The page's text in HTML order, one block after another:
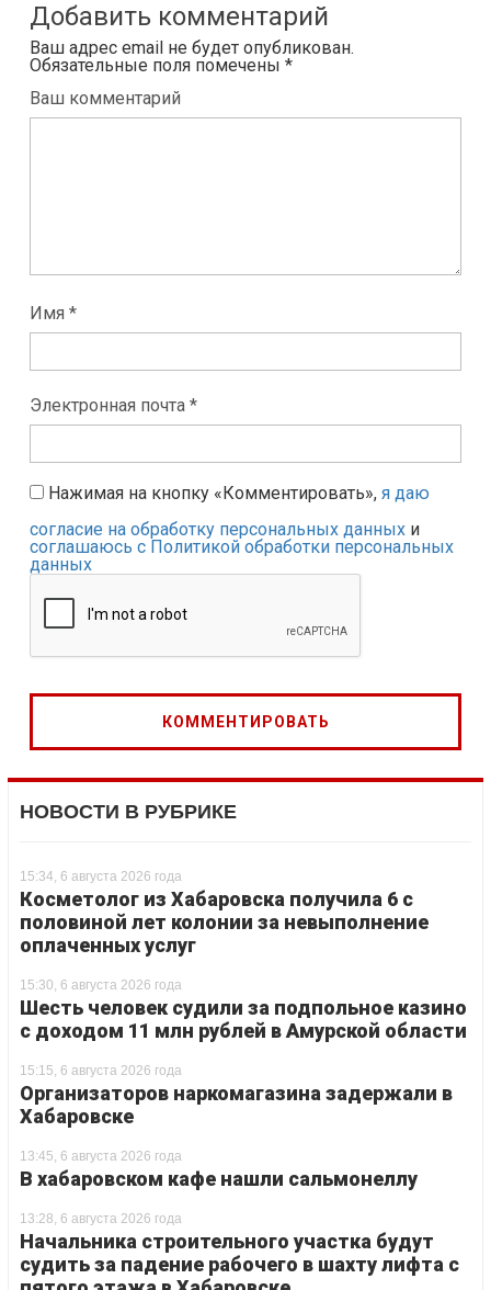
Добавить комментарий
Ваш адрес email не будет опубликован.
Обязательные поля помечены *
Ваш комментарий
Имя *
Электронная почта *
Нажимая на кнопку «Комментировать», я даю
согласие на обработку персональных данных и
соглашаюсь с Политикой обработки персональных
данных
НОВОСТИ В РУБРИКЕ
15:34, 6 августа 2026 года
Косметолог из Хабаровска получила 6 с
половиной лет колонии за невыполнение
оплаченных услуг
15:30, 6 августа 2026 года
Шесть человек судили за подпольное казино
с доходом 11 млн рублей в Амурской области
15:15, 6 августа 2026 года
Организаторов наркомагазина задержали в
Хабаровске
13:45, 6 августа 2026 года
В хабаровском кафе нашли сальмонеллу
13:28, 6 августа 2026 года
Начальника строительного участка будут
судить за падение рабочего в шахту лифта с